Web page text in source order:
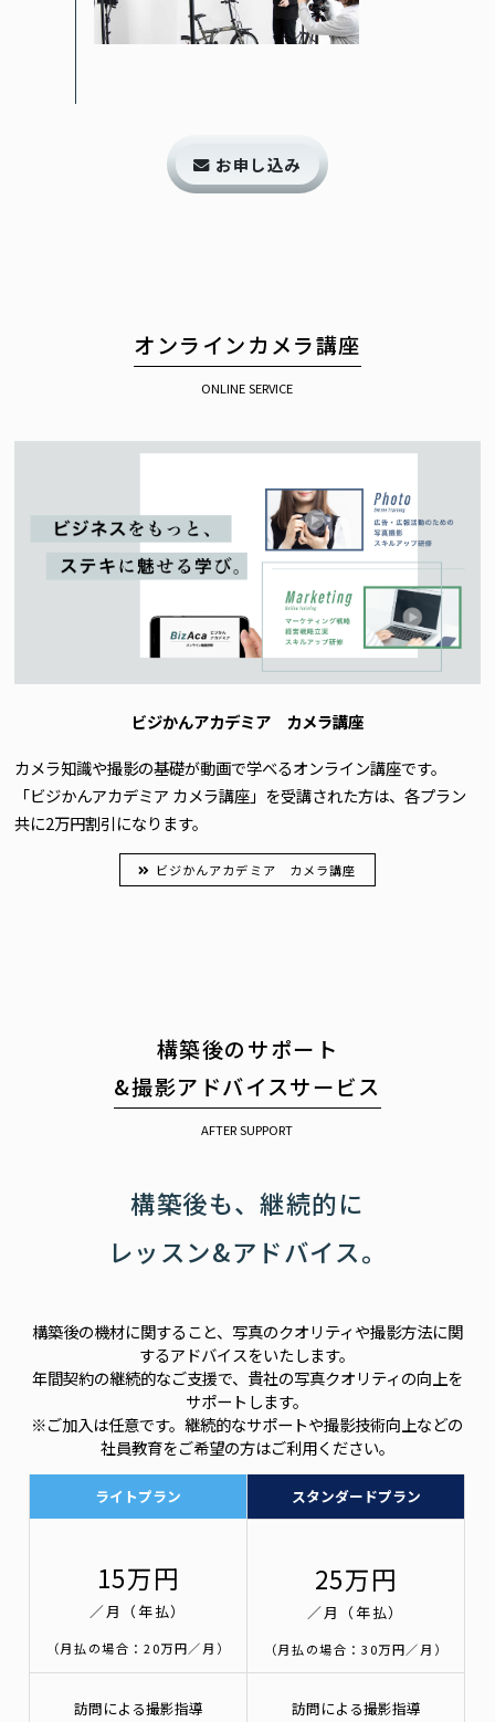
お申し込み
オンラインカメラ講座
ONLINE SERVICE
ビジかんアカデミア カメラ講座
カメラ知識や撮影の基礎が動画で学べるオンライン講座です。
「ビジかんアカデミア カメラ講座」を受講された方は、各プラン
共に2万円割引になります。
ビジかんアカデミア カメラ講座
構築後のサポート
&撮影アドバイスサービス
AFTER SUPPORT
構築後も、継続的に
レッスン&アドバイス。
構築後の機材に関すること、写真のクオリティや撮影方法に関
するアドバイスをいたします。
年間契約の継続的なご支援で、貴社の写真クオリティの向上を
サポートします。
※ご加入は任意です。継続的なサポートや撮影技術向上などの
社員教育をご希望の方はご利用ください。
ライトプラン スタンダードプラン
15万円
／月（年払）
（月払の場合：20万円／月）
25万円
／月（年払）
（月払の場合：30万円／月）
訪問による撮影指導
訪問による撮影指導